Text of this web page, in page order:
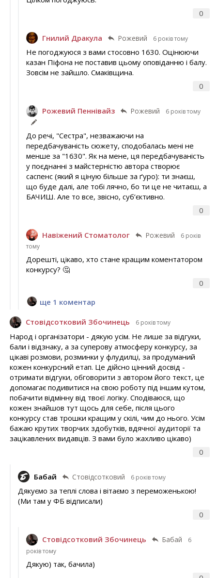
0
Гнилий Дракула Рожевий 6 років тому
0
Не погоджуюся з вами стосовно 1630. Оцінюючи
казан Піфона не поставив цьому оповіданню і балу.
Зовсім не зайшло. Смаківщина.
Рожевий Пеннівайз Рожевий 6 років тому
0
До речі, "Сестра", незважаючи на
передбачуваність сюжету, сподобалась мені не
менше за "1630". Як на мене, ця передбачуваність
у поєднанні з майстерністю автора створює
саспенс (який я ціную більше за ґуро): ти знаєш,
що буде далі, але тобі лячно, бо ти це не читаєш, а
БАЧИШ. Але то все, звісно, суб’єктивно.
Навіжений Стоматолог Рожевий
6 років
тому
0
Дорешті, цікаво, хто стане кращим коментатором
конкурсу? 🤔
ще 1 коментар
Стовідсотковий Збочинець 6 років тому
0
Народ і організатори - дякую усім. Не лише за відгуки,
бали і відзнаку, а за суперову атмосферу конкурсу, за
цікаві розмови, розминки у флудилці, за продуманий
кожен конкурсний етап. Це дійсно цінний досвід -
отримати відгуки, обговорити з автором його текст, це
допомагає подивитися на свою роботу під іншим кутом,
побачити відмінну від твоєї логіку. Сподіваюся, що
кожен знайшов тут щось для себе, після цього
конкурсу став трошки кращим у скілі, чим до нього. Усім
бажаю крутих творчих здобутків, вдячної аудиторії та
зацікавлених видавців. З вами було жахливо цікаво)
Бабай Стовідсотковий 6 років тому
0
Дякуємо за теплі слова і вітаємо з переможенькою!
(Ми там у ФБ відписали)
Стовідсотковий Збочинець Бабай
6
років тому
Дякую) так, бачила)